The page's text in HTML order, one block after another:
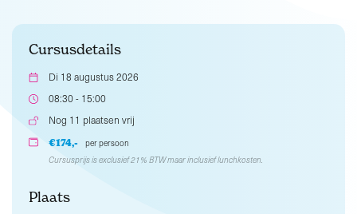
Cursusdetails
Di 18 augustus 2026
08:30 - 15:00
Nog 11 plaatsen vrij
€174,-
per persoon
Cursusprijs is exclusief 21% BTW maar inclusief lunchkosten.
Plaats